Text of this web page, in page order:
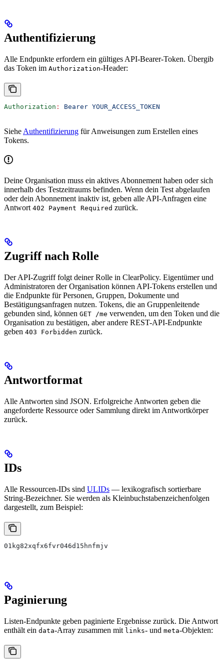
Authentifizierung
Alle Endpunkte erfordern ein gültiges API-Bearer-Token. Übergib
das Token im Authorization-Header:
Authorization : Bearer YOUR_ACCESS_TOKEN
Siehe Authentifizierung für Anweisungen zum Erstellen eines
Tokens.
Deine Organisation muss ein aktives Abonnement haben oder sich
innerhalb des Testzeitraums befinden. Wenn dein Test abgelaufen
oder dein Abonnement inaktiv ist, geben alle API-Anfragen eine
Antwort 402 Payment Required zurück.
Zugriff nach Rolle
Der API-Zugriff folgt deiner Rolle in ClearPolicy. Eigentümer und
Administratoren der Organisation können API-Tokens erstellen und
die Endpunkte für Personen, Gruppen, Dokumente und
Bestätigungsanfragen nutzen. Tokens, die an Gruppenleitende
gebunden sind, können GET /me verwenden, um den Token und die
Organisation zu bestätigen, aber andere REST-API-Endpunkte
geben 403 Forbidden zurück.
Antwortformat
Alle Antworten sind JSON. Erfolgreiche Antworten geben die
angeforderte Ressource oder Sammlung direkt im Antwortkörper
zurück.
IDs
Alle Ressourcen-IDs sind ULIDs — lexikografisch sortierbare
String-Bezeichner. Sie werden als Kleinbuchstabenzeichenfolgen
dargestellt, zum Beispiel:
01kg82xqfx6fvr046d15hnfmjv
Paginierung
Listen-Endpunkte geben paginierte Ergebnisse zurück. Die Antwort
enthält ein data-Array zusammen mit links- und meta-Objekten: